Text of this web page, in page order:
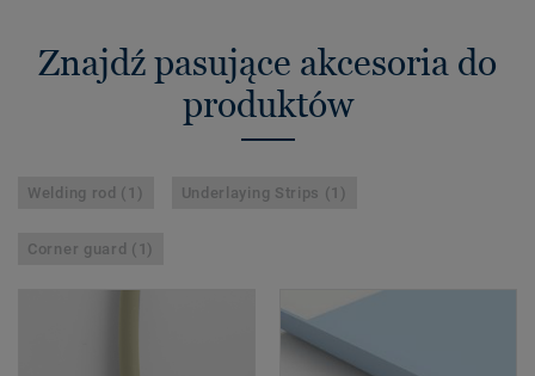
Znajdź pasujące akcesoria do
produktów
Welding rod (1) Underlaying Strips (1)
Corner guard (1)